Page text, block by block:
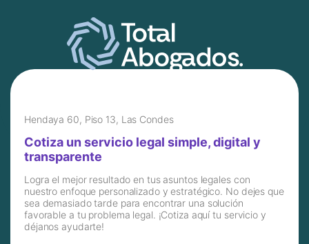
Hendaya 60, Piso 13, Las Condes
Cotiza un servicio legal simple, digital y
transparente
Logra el mejor resultado en tus asuntos legales con
nuestro enfoque personalizado y estratégico. No dejes que
sea demasiado tarde para encontrar una solución
favorable a tu problema legal. ¡Cotiza aquí tu servicio y
déjanos ayudarte!